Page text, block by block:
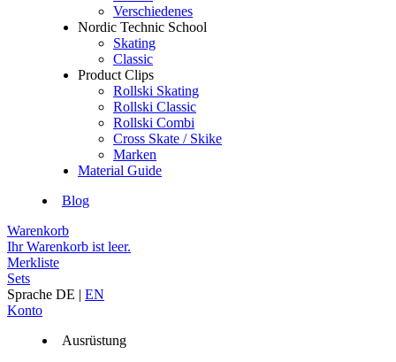
Verschiedenes
Nordic Technic School
Skating
Classic
Product Clips
Rollski Skating
Rollski Classic
Rollski Combi
Cross Skate / Skike
Marken
Material Guide
Blog
Warenkorb
Ihr Warenkorb ist leer.
Merkliste
Sets
Sprache DE | EN
Konto
Ausrüstung